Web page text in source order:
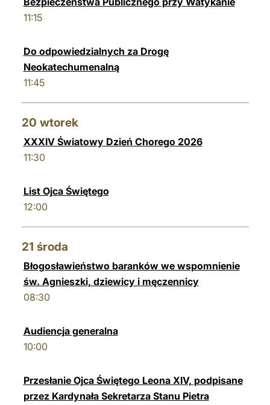
11:15
Do odpowiedzialnych za Drogę
Neokatechumenalną
11:45
20 wtorek
XXXIV Światowy Dzień Chorego 2026
11:30
List Ojca Świętego
12:00
21 środa
Błogosławieństwo baranków we wspomnienie
św. Agnieszki, dziewicy i męczennicy
08:30
Audiencja generalna
10:00
Przesłanie Ojca Świętego Leona XIV, podpisane
przez Kardynała Sekretarza Stanu Pietra